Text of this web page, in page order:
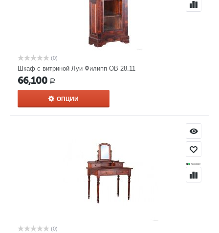
(0)
Шкаф с витриной Луи Филипп ОВ 28.11
66,100 Р
ОПЦИИ
(0)